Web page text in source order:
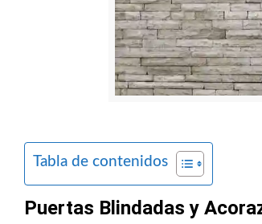
Tabla de contenidos
Puertas Blindadas y